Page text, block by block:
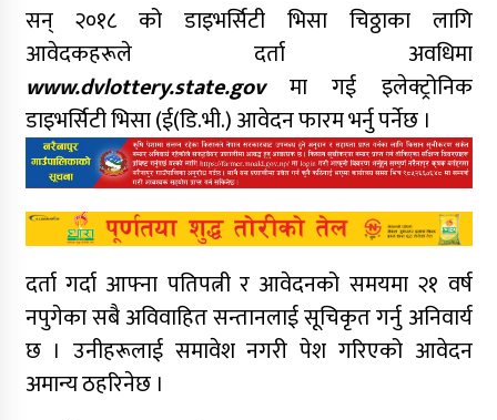
सन् २०१८ को डाइभर्सिटी भिसा चिठ्ठाका लागि
आवेदकहरूले दर्ता अवधिमा
www.dvlottery.state.gov
मा गई इलेक्ट्रोनिक
डाइभर्सिटी भिसा (ई(डि.भी.) आवेदन फारम भर्नु पर्नेछ ।
दर्ता गर्दा आफ्ना पतिपत्नी र आवेदनको समयमा २१ वर्ष
नपुगेका सबै अविवाहित सन्तानलाई सूचिकृत गर्नु अनिवार्य
छ । उनीहरूलाई समावेश नगरी पेश गरिएको आवेदन
अमान्य ठहरिनेछ ।